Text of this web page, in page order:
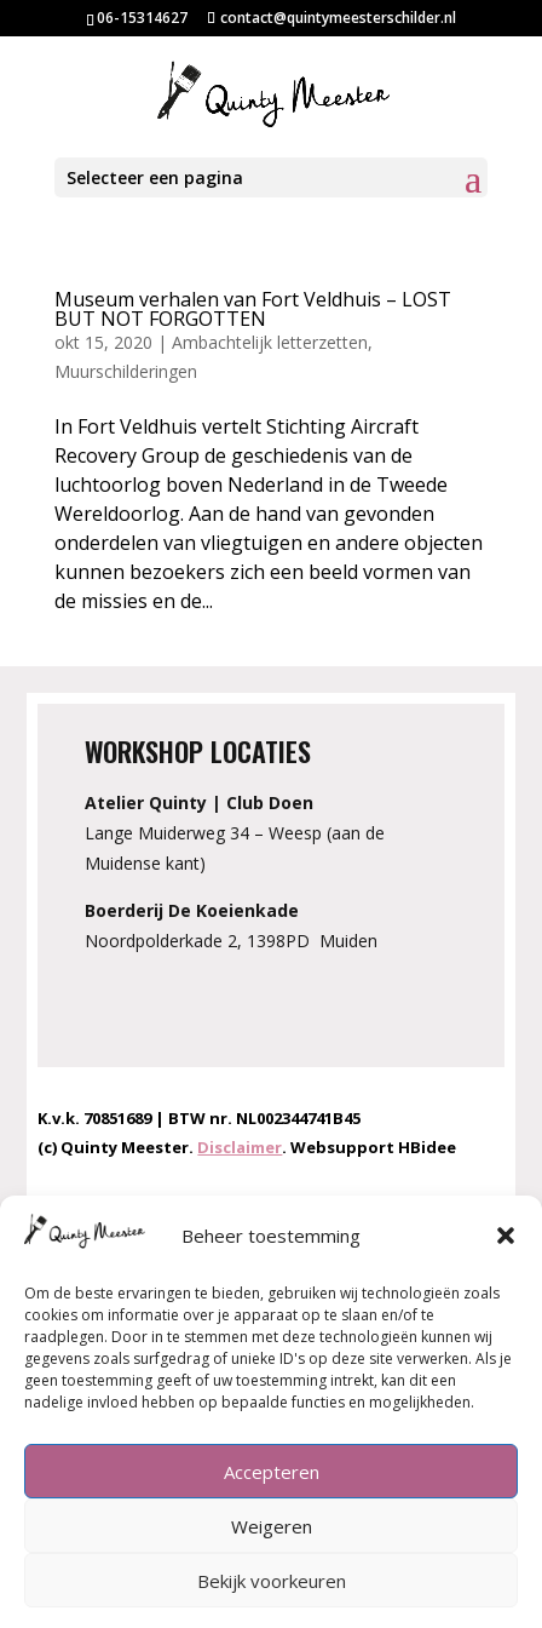
Beheer toestemming
Om de beste ervaringen te bieden, gebruiken wij technologieën zoals
cookies om informatie over je apparaat op te slaan en/of te
raadplegen. Door in te stemmen met deze technologieën kunnen wij
gegevens zoals surfgedrag of unieke ID's op deze site verwerken. Als je
geen toestemming geeft of uw toestemming intrekt, kan dit een
nadelige invloed hebben op bepaalde functies en mogelijkheden.
Accepteren
Weigeren
Bekijk voorkeuren
06-15314627 contact@quintymeesterschilder.nl
Selecteer een pagina
Museum verhalen van Fort Veldhuis – LOST
BUT NOT FORGOTTEN
okt 15, 2020 | Ambachtelijk letterzetten,
Muurschilderingen
In Fort Veldhuis vertelt Stichting Aircraft
Recovery Group de geschiedenis van de
luchtoorlog boven Nederland in de Tweede
Wereldoorlog. Aan de hand van gevonden
onderdelen van vliegtuigen en andere objecten
kunnen bezoekers zich een beeld vormen van
de missies en de...
WORKSHOP LOCATIES
Atelier Quinty | Club Doen
Lange Muiderweg 34 – Weesp (aan de
Muidense kant)
Boerderij De Koeienkade
Noordpolderkade 2, 1398PD Muiden
K.v.k. 70851689 | BTW nr. NL002344741B45
(c) Quinty Meester. Disclaimer. Websupport HBidee
MEER INFORMATIE
Privacybeleid
Algemene Voorwaarden
Veelgestelde vragen
Verkooppunten Kunst Cadeau Artikelen
van de workshops!